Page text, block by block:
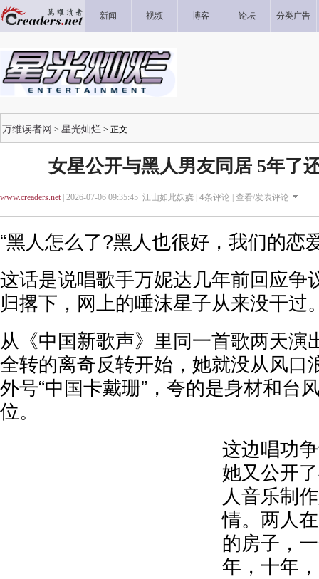
新闻 视频 博客 论坛 分类广告
万维读者网 > 星光灿烂 > 正文
女星公开与黑人男友同居 5年了
www.creaders.net| 2026-07-06 09:35:45 江山如此妖娆 | 4条评论 | 查看/发表评论
“黑人怎么了?黑人也很好，我们的恋
这话是说唱歌手万妮达几年前回应争
归撂下，网上的唾沫星子从来没干过
从《中国新歌声》里同一首歌两天演
全转的离奇反转开始，她就没从风口
外号“中国卡戴珊”，夸的是身材和台
位。
这边唱功
她又公开
人音乐制
情。两人
的房子，
年，十年